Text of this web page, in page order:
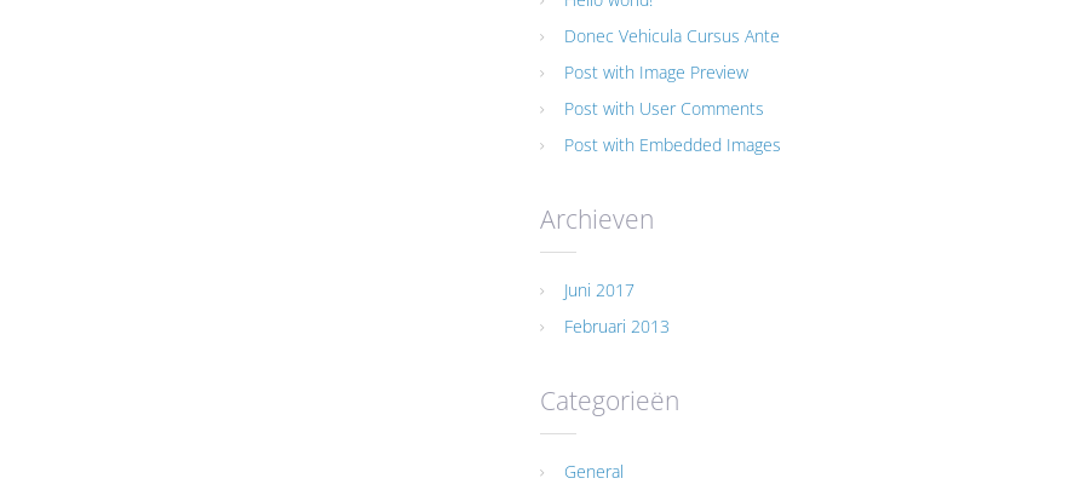
Donec Vehicula Cursus Ante
Post with Image Preview
Post with User Comments
Post with Embedded Images
Archieven
Juni 2017
Februari 2013
Categorieën
General